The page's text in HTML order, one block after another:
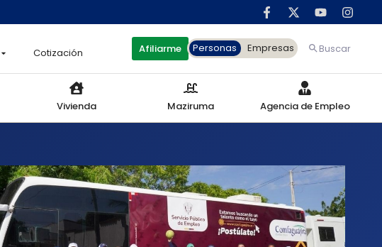
Cotización Afiliarme Personas Empresas Buscar
Vivienda Maziruma Agencia de Empleo